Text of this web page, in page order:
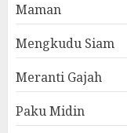
Maman
Mengkudu Siam
Meranti Gajah
Paku Midin